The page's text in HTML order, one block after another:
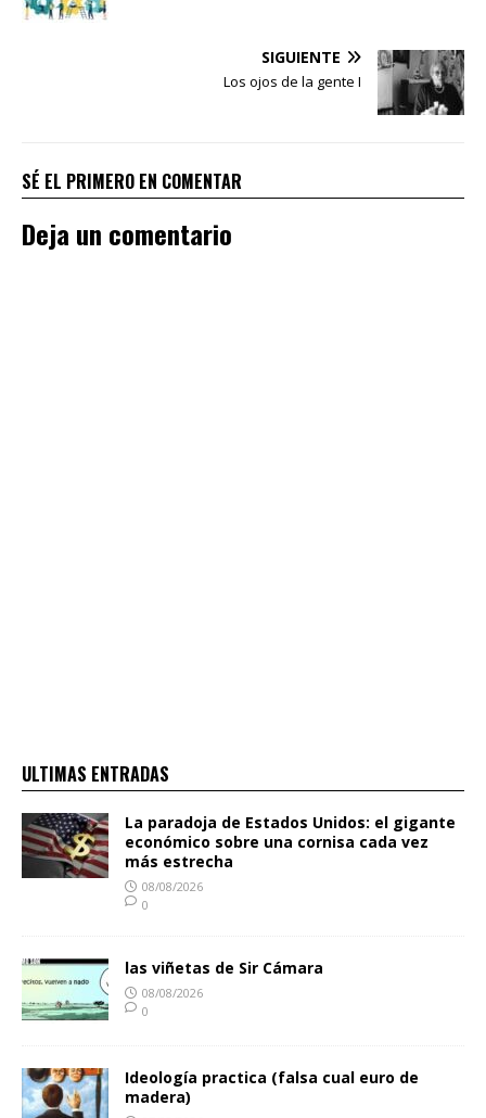
SIGUIENTE
Los ojos de la gente I
SÉ EL PRIMERO EN COMENTAR
Deja un comentario
ULTIMAS ENTRADAS
La paradoja de Estados Unidos: el gigante
económico sobre una cornisa cada vez
más estrecha
08/08/2026
0
las viñetas de Sir Cámara
08/08/2026
0
Ideología practica (falsa cual euro de
madera)